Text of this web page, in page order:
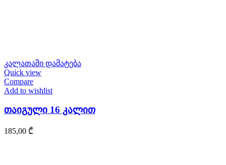
კალათაში დამატება
Quick view
Compare
Add to wishlist
თაიგული 16 კალით
185,00 ₾